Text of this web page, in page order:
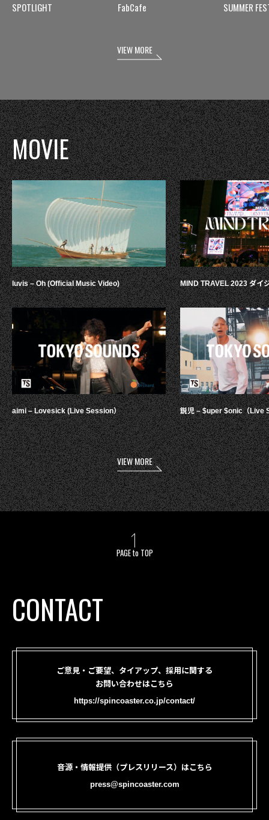
SPOTLIGHT FabCafe SUMMER
VIEW MORE
MOVIE
luvis – Oh (Official Music Video)
aimi – Lovesick (Live Session）
MIND TRAVEL 2023 ダイ
鋭児 – $uper $onic（Live
VIEW MORE
PAGE to TOP
CONTACT
ご意見・ご要望、タイアップ、採用に関する
お問い合わせはこちら
https://spincoaster.co.jp/contact/
音源・情報提供（プレスリリース）はこちら
press@spincoaster.com